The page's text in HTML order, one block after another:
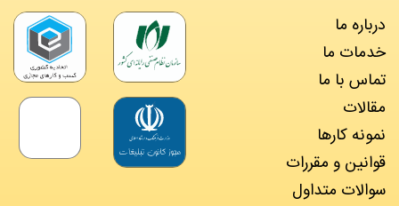
درباره ما
خدمات ما
تماس با ما
مقالات
نمونه کارها
قوانین و مقررات
سوالات متداول